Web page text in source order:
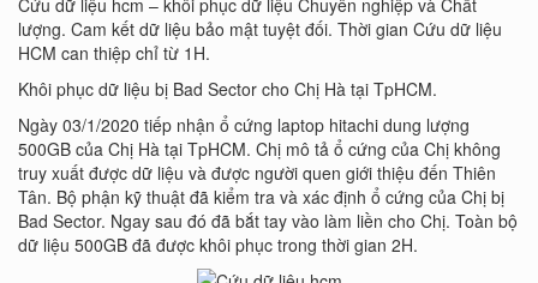
Cứu dữ liệu hcm – khôi phục dữ liệu Chuyên nghiệp và Chất
lượng. Cam kết dữ liệu bảo mật tuyệt đối. Thời gian Cứu dữ liệu
HCM can thiệp chỉ từ 1H.
Khôi phục dữ liệu bị Bad Sector cho Chị Hà tại TpHCM.
Ngày 03/1/2020 tiếp nhận ổ cứng laptop hitachi dung lượng
500GB của Chị Hà tại TpHCM. Chị mô tả ổ cứng của Chị không
truy xuất được dữ liệu và được người quen giới thiệu đến Thiên
Tân. Bộ phận kỹ thuật đã kiểm tra và xác định ổ cứng của Chị bị
Bad Sector. Ngay sau đó đã bắt tay vào làm liền cho Chị. Toàn bộ
dữ liệu 500GB đã được khôi phục trong thời gian 2H.